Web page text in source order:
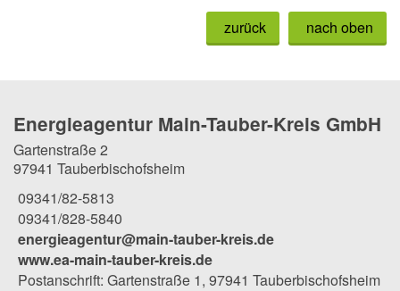
nach oben
zurück
Energieagentur Main-Tauber-Kreis GmbH
Gartenstraße 2
97941 Tauberbischofsheim
09341/82-5813
09341/828-5840
energieagentur@main-tauber-kreis.de
www.ea-main-tauber-kreis.de
Postanschrift: Gartenstraße 1, 97941 Tauberbischofsheim